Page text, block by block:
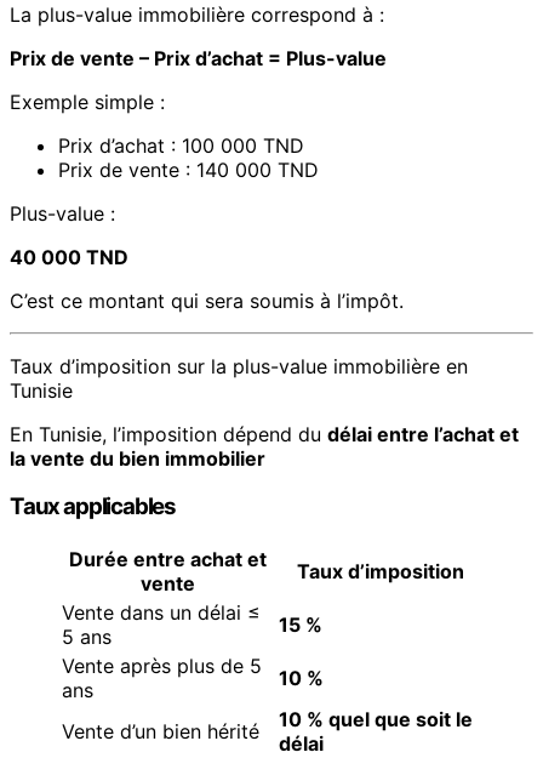
La plus-value immobilière correspond à :
Prix de vente – Prix d’achat = Plus-value
Exemple simple :
Prix d’achat : 100 000 TND
Prix de vente : 140 000 TND
Plus-value :
40 000 TND
C’est ce montant qui sera soumis à l’impôt.
Taux d’imposition sur la plus-value immobilière en
Tunisie
En Tunisie, l’imposition dépend du délai entre l’achat et
la vente du bien immobilier
Taux applicables
Durée entre achat et
vente
Taux d’imposition
Vente dans un délai ≤
5 ans
15 %
Vente après plus de 5
ans
10 %
Vente d’un bien hérité
10 % quel que soit le
délai